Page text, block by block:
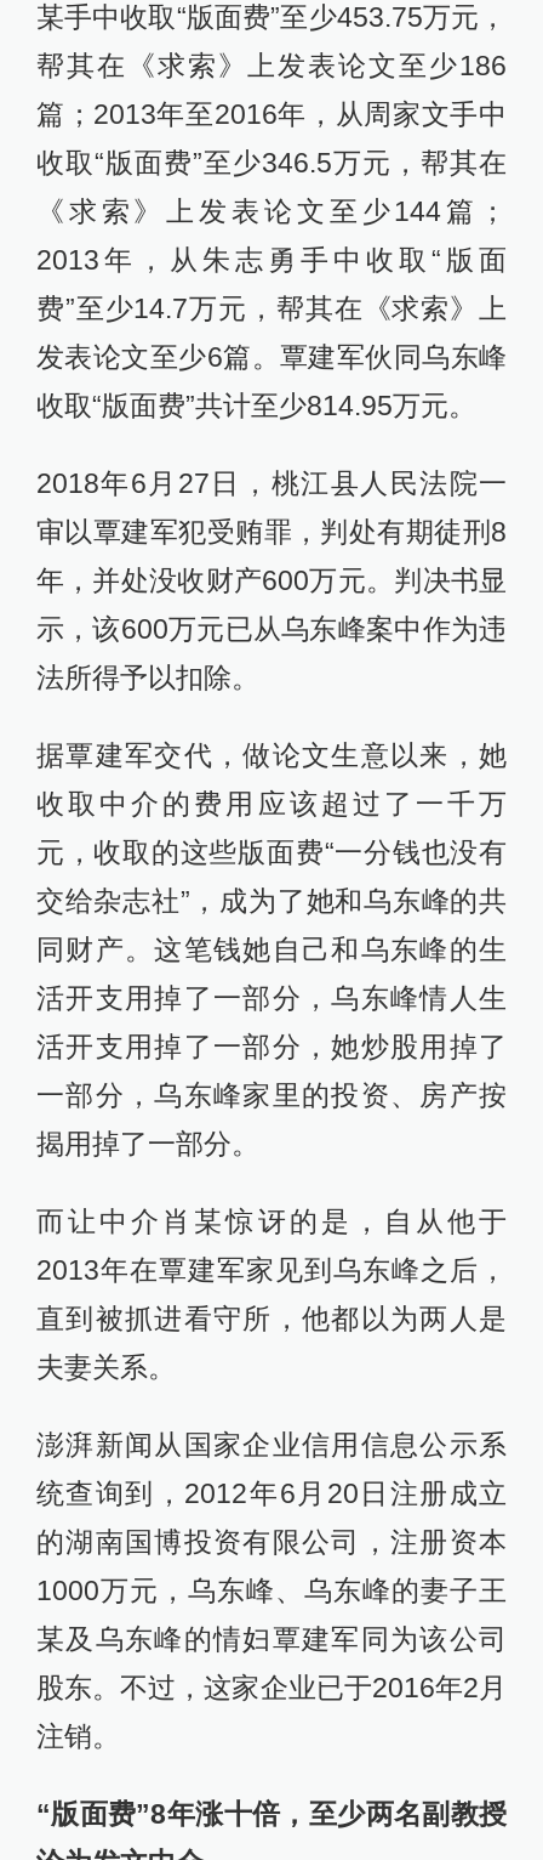
某手中收取“版面费”至少453.75万元，
帮其在《求索》上发表论文至少186
篇；2013年至2016年，从周家文手中
收取“版面费”至少346.5万元，帮其在
《求索》上发表论文至少144篇；
2013年，从朱志勇手中收取“版面
费”至少14.7万元，帮其在《求索》上
发表论文至少6篇。覃建军伙同乌东峰
收取“版面费”共计至少814.95万元。
2018年6月27日，桃江县人民法院一
审以覃建军犯受贿罪，判处有期徒刑8
年，并处没收财产600万元。判决书显
示，该600万元已从乌东峰案中作为违
法所得予以扣除。
据覃建军交代，做论文生意以来，她
收取中介的费用应该超过了一千万
元，收取的这些版面费“一分钱也没有
交给杂志社”，成为了她和乌东峰的共
同财产。这笔钱她自己和乌东峰的生
活开支用掉了一部分，乌东峰情人生
活开支用掉了一部分，她炒股用掉了
一部分，乌东峰家里的投资、房产按
揭用掉了一部分。
而让中介肖某惊讶的是，自从他于
2013年在覃建军家见到乌东峰之后，
直到被抓进看守所，他都以为两人是
夫妻关系。
澎湃新闻从国家企业信用信息公示系
统查询到，2012年6月20日注册成立
的湖南国博投资有限公司，注册资本
1000万元，乌东峰、乌东峰的妻子王
某及乌东峰的情妇覃建军同为该公司
股东。不过，这家企业已于2016年2月
注销。
“版面费”8年涨十倍，至少两名副教授